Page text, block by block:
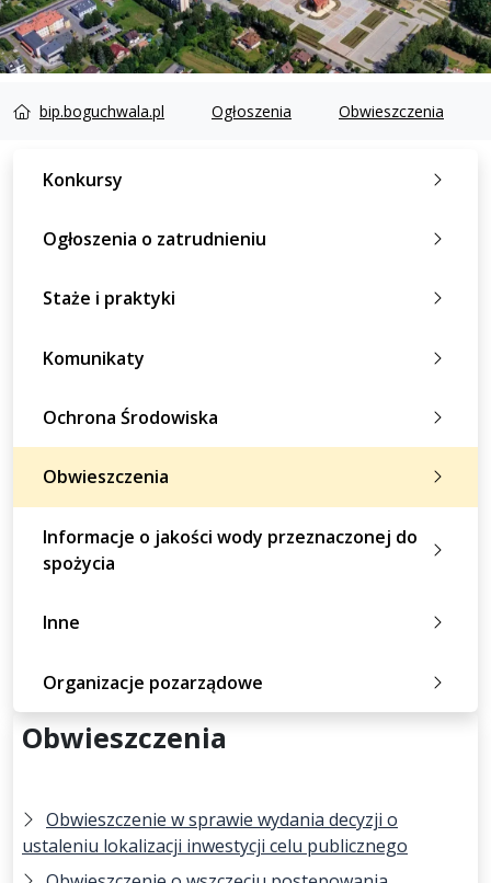
bip.boguchwala.pl Ogłoszenia Obwieszczenia
Konkursy
Ogłoszenia o zatrudnieniu
Staże i praktyki
Komunikaty
Ochrona Środowiska
Obwieszczenia
Informacje o jakości wody przeznaczonej do
spożycia
Inne
Organizacje pozarządowe
Obwieszczenia
Obwieszczenie w sprawie wydania decyzji o
ustaleniu lokalizacji inwestycji celu publicznego